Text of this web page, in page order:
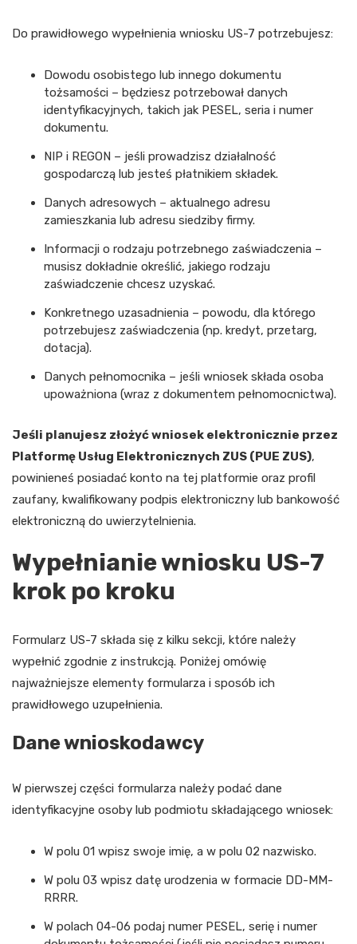
Do prawidłowego wypełnienia wniosku US-7 potrzebujesz:
Dowodu osobistego lub innego dokumentu
tożsamości – będziesz potrzebował danych
identyfikacyjnych, takich jak PESEL, seria i numer
dokumentu.
NIP i REGON – jeśli prowadzisz działalność
gospodarczą lub jesteś płatnikiem składek.
Danych adresowych – aktualnego adresu
zamieszkania lub adresu siedziby firmy.
Informacji o rodzaju potrzebnego zaświadczenia –
musisz dokładnie określić, jakiego rodzaju
zaświadczenie chcesz uzyskać.
Konkretnego uzasadnienia – powodu, dla którego
potrzebujesz zaświadczenia (np. kredyt, przetarg,
dotacja).
Danych pełnomocnika – jeśli wniosek składa osoba
upoważniona (wraz z dokumentem pełnomocnictwa).
Jeśli planujesz złożyć wniosek elektronicznie przez
Platformę Usług Elektronicznych ZUS (PUE ZUS),
powinieneś posiadać konto na tej platformie oraz profil
zaufany, kwalifikowany podpis elektroniczny lub bankowość
elektroniczną do uwierzytelnienia.
Wypełnianie wniosku US-7
krok po kroku
Formularz US-7 składa się z kilku sekcji, które należy
wypełnić zgodnie z instrukcją. Poniżej omówię
najważniejsze elementy formularza i sposób ich
prawidłowego uzupełnienia.
Dane wnioskodawcy
W pierwszej części formularza należy podać dane
identyfikacyjne osoby lub podmiotu składającego wniosek:
W polu 01 wpisz swoje imię, a w polu 02 nazwisko.
W polu 03 wpisz datę urodzenia w formacie DD-MM-
RRRR.
W polach 04-06 podaj numer PESEL, serię i numer